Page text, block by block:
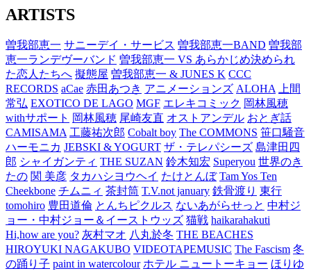
ARTISTS
曽我部恵一 サニーデイ・サービス 曽我部恵一BAND 曽我部
恵一ランデヴーバンド 曽我部恵一 VS あらかじめ決められ
た恋人たちへ 擬態屋 曽我部恵一 & JUNES K CCC
RECORDS aCae 赤田あつき アニメーションズ ALOHA
上間
常弘 EXOTICO DE LAGO MGF エレキコミック 岡林風穂
withサポート 岡林風穂 尾崎友直 オストアンデル おとぎ話
CAMISAMA 工藤祐次郎 Cobalt boy The COMMONS 笹口騒音
ハーモニカ JEBSKI & YOGURT ザ・テレパシーズ 島津田四
郎 シャイガンティ THE SUZAN 鈴木知宏 Superyou 世界のき
たの 関 美彦 タカハシヨウヘイ たけとんぼ Tam Yos Ten
Cheekbone チムニィ 茶封筒 T.V.not january 鉄骨渡り 東行
tomohiro 豊田道倫 とんちピクルス ないあがらせっと 中村ジ
ョー・中村ジョー＆イーストウッズ 猫戦 haikarahakuti
Hi,how are you? 灰村マオ 八丸於冬 THE BEACHES
HIROYUKI NAGAKUBO VIDEOTAPEMUSIC The Fascism 冬
の踊り子 paint in watercolour ホテル ニュートーキョー ほりゆ